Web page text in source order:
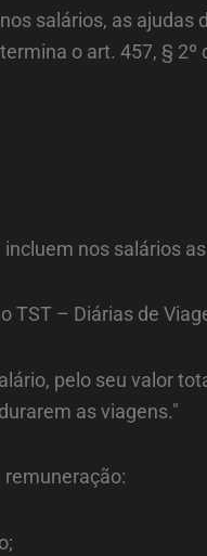
salários, as ajudas
o art. 457, § 2º
incluem nos salários
TST – Diárias de
pelo seu valor
as viagens."